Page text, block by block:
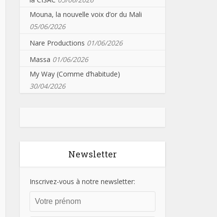
Mouna, la nouvelle voix d’or du Mali
05/06/2026
Nare Productions 01/06/2026
Massa 01/06/2026
My Way (Comme d’habitude)
30/04/2026
Newsletter
Inscrivez-vous à notre newsletter: